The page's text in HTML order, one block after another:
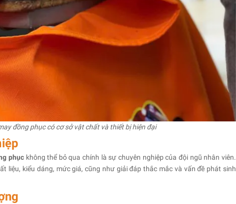
đồng phục có cơ sở vật chất và thiết bị hiện đại
phụckhông thể bỏ qua chính là sự chuyên nghiệp của đội ngũ nhân viên.
liệu, kiểu dáng, mức giá, cũng như giải đáp thắc mắc và vấn đề phát sinh